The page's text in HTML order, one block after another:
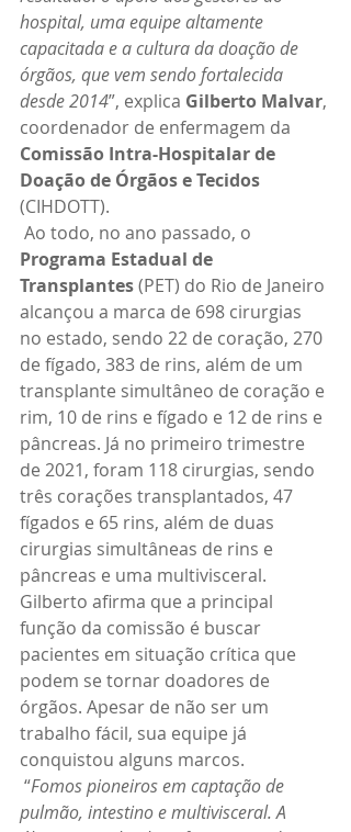
hospital, uma equipe altamente
capacitada e a cultura da doação de
órgãos, que vem sendo fortalecida
desde 2014”, explica Gilberto Malvar,
coordenador de enfermagem da
Comissão Intra-Hospitalar de
Doação de Órgãos e Tecidos
(CIHDOTT).
Ao todo, no ano passado, o
Programa Estadual de
Transplantes (PET) do Rio de Janeiro
alcançou a marca de 698 cirurgias
no estado, sendo 22 de coração, 270
de fígado, 383 de rins, além de um
transplante simultâneo de coração e
rim, 10 de rins e fígado e 12 de rins e
pâncreas. Já no primeiro trimestre
de 2021, foram 118 cirurgias, sendo
três corações transplantados, 47
fígados e 65 rins, além de duas
cirurgias simultâneas de rins e
pâncreas e uma multivisceral.
Gilberto afirma que a principal
função da comissão é buscar
pacientes em situação crítica que
podem se tornar doadores de
órgãos. Apesar de não ser um
trabalho fácil, sua equipe já
conquistou alguns marcos.
“Fomos pioneiros em captação de
pulmão, intestino e multivisceral. A